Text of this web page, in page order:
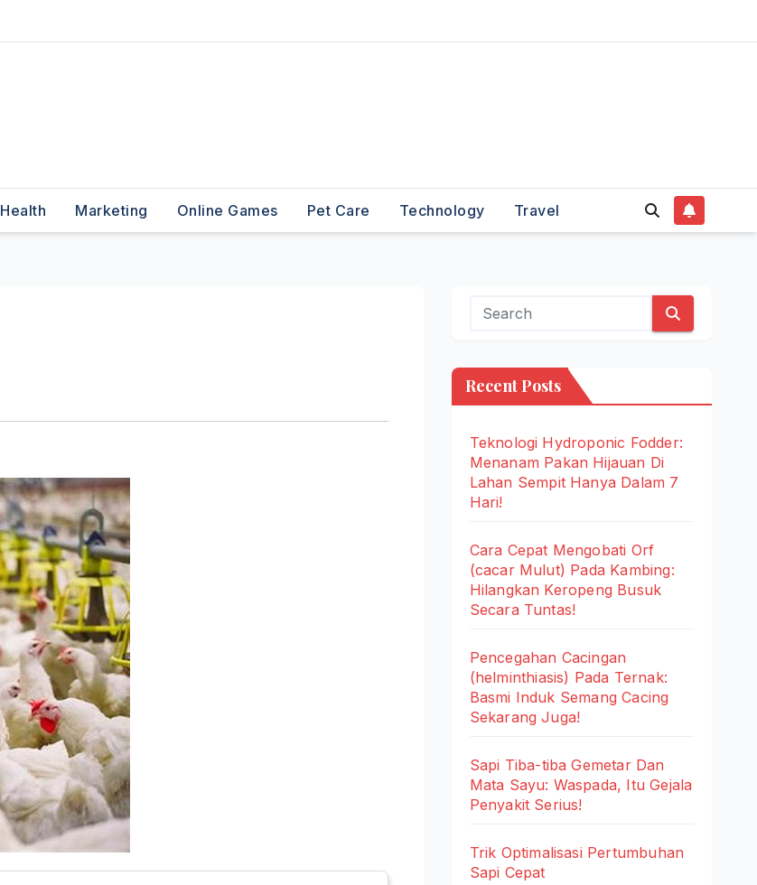
Health Marketing Online Games Pet Care Technology Travel
Recent Posts
Teknologi Hydroponic Fodder:
Menanam Pakan Hijauan Di
Lahan Sempit Hanya Dalam 7
Hari!
Cara Cepat Mengobati Orf
(cacar Mulut) Pada Kambing:
Hilangkan Keropeng Busuk
Secara Tuntas!
Pencegahan Cacingan
(helminthiasis) Pada Ternak:
Basmi Induk Semang Cacing
Sekarang Juga!
Sapi Tiba-tiba Gemetar Dan
Mata Sayu: Waspada, Itu Gejala
Penyakit Serius!
Trik Optimalisasi Pertumbuhan
Sapi Cepat